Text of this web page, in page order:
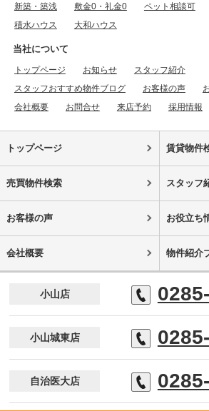
新築・築浅 敷金0・礼金0 ペット相談可
積水ハウス
大和ハウス
当社について
トップページ お知らせ
スタッフ紹介
スタッフおすすめ物件ブログ
お客様の声
会社概要
お問合せ 来店予約 採用情報
トップページ 賃貸物件
売買物件検索 スタッフ
お客様の声 お役立ち
会社概要 物件紹介
小山店
小山城東店
自治医大店